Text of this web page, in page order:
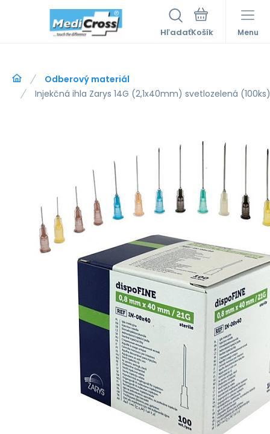
Hľadať Menu
Odberový materiál
Injekčná ihla Zarys 14G (2,1x40mm) svetlozelená (100ks)